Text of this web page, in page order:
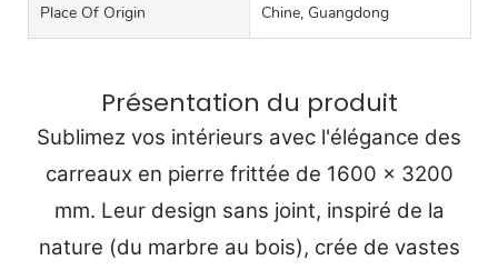
Place Of Origin Chine, Guangdong
Présentation du produit
Sublimez vos intérieurs avec l'élégance des
carreaux en pierre frittée de 1600 x 3200
mm. Leur design sans joint, inspiré de la
nature (du marbre au bois), crée de vastes